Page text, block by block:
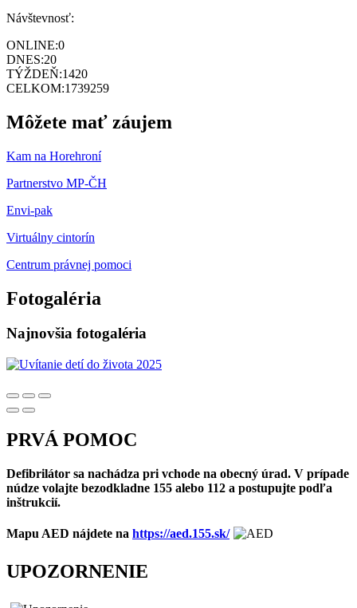
Návštevnosť:
ONLINE:0
DNES:20
TÝŽDEŇ:1420
CELKOM:1739259
Môžete mať záujem
Kam na Horehroní
Partnerstvo MP-ČH
Envi-pak
Virtuálny cintorín
Centrum právnej pomoci
Fotogaléria
Najnovšia fotogaléria
PRVÁ POMOC
Defibrilátor sa nachádza pri vchode na obecný úrad. V prípade
núdze volajte bezodkladne 155 alebo 112 a postupujte podľa
inštrukcií.
Mapu AED nájdete na https://aed.155.sk/
UPOZORNENIE